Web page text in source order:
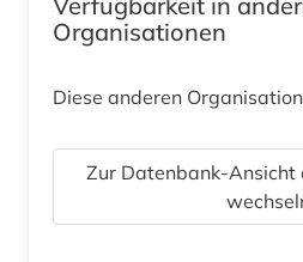
Organisationen
Diese anderen
Zur Datenbank-Ansicht